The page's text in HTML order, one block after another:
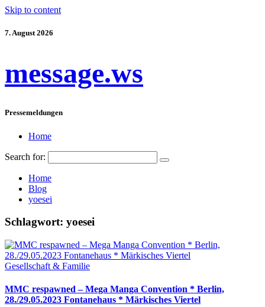
Skip to content
7. August 2026
message.ws
Pressemeldungen
Home
Search for:
Home
Blog
yoesei
Schlagwort: yoesei
Gesellschaft & Familie
MMC respawned – Mega Manga Convention * Berlin,
28./29.05.2023 Fontanehaus * Märkisches Viertel